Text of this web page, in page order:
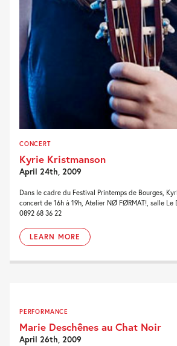
CONCERT
Kyrie Kristmanson
April 24th, 2009
Dans le cadre du Festival Printemps de Bourges,
concert de 16h à 19h, Atelier NØ FØRMAT!, salle Le
0892 68 36 22
LEARN MORE
PERFORMANCE
Marie Deschênes au Chat Noir
April 26th, 2009